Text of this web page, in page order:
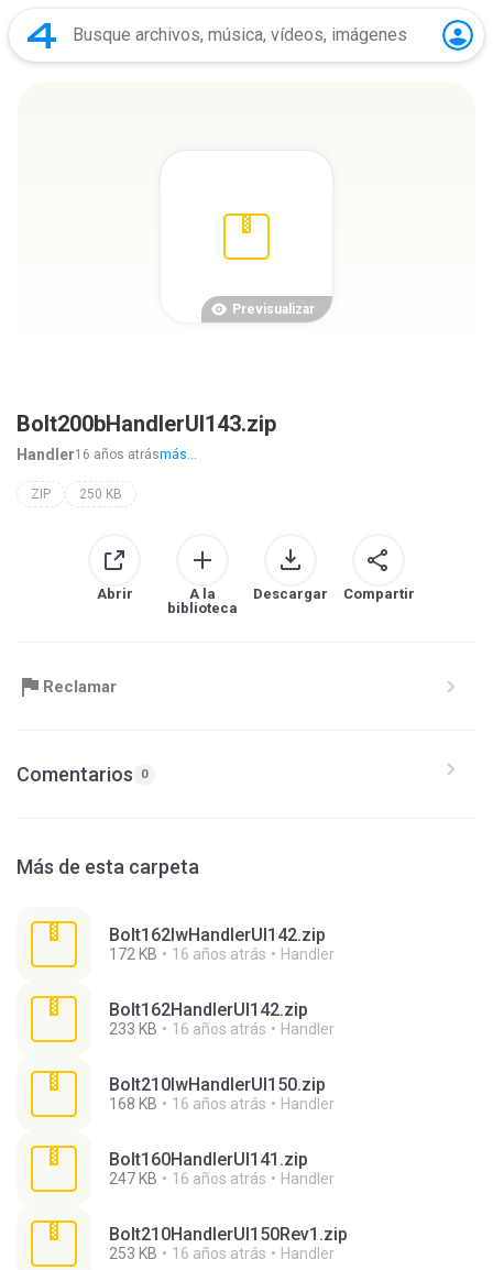
Previsualizar
Bolt200bHandlerUI143.zip
Handler16 años atrásmás...
ZIP 250 KB
Abrir
A la
biblioteca
Descargar Compartir
Reclamar
Comentarios 0
Más de esta carpeta
Bolt162lwHandlerUI142.zip
172 KB 16 años atrás Handler
Bolt162HandlerUI142.zip
233 KB 16 años atrás Handler
Bolt210lwHandlerUI150.zip
168 KB 16 años atrás Handler
Bolt160HandlerUI141.zip
247 KB 16 años atrás Handler
Bolt210HandlerUI150Rev1.zip
253 KB 16 años atrás Handler